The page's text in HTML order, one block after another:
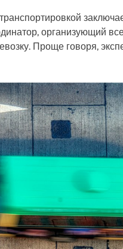
организующий
Проще говоря,